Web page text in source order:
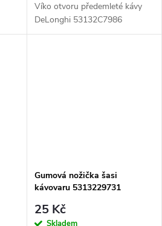
Víko otvoru předemleté kávy
DeLonghi 53132C7986
Gumová nožička šasi
kávovaru 5313229731
25 Kč
Skladem